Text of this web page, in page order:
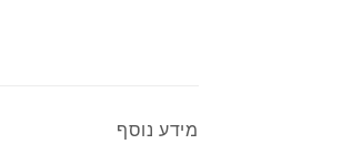
מידע נוסף